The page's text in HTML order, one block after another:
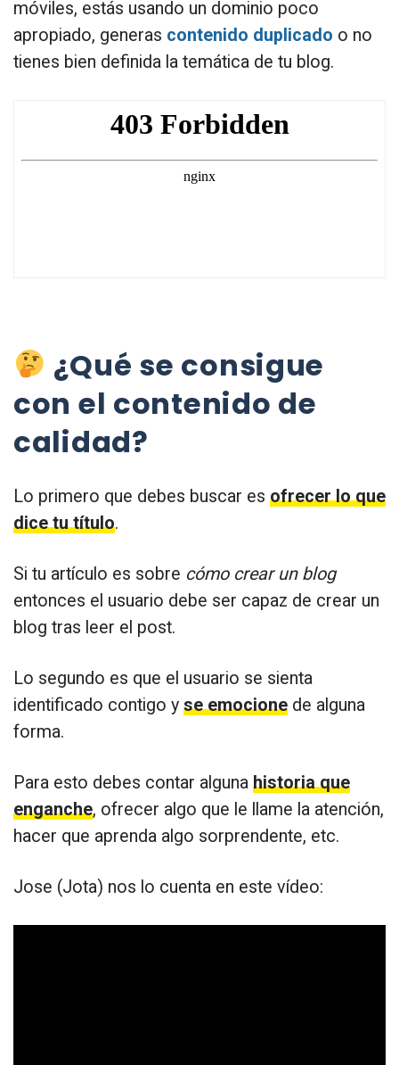
móviles, estás usando un dominio poco
apropiado, generas contenido duplicado o no
tienes bien definida la temática de tu blog.
¿Qué se consigue
con el contenido de
calidad?
Lo primero que debes buscar es ofrecer lo que
dice tu título.
Si tu artículo es sobre cómo crear un blog
entonces el usuario debe ser capaz de crear un
blog tras leer el post.
Lo segundo es que el usuario se sienta
identificado contigo y se emocione de alguna
forma.
Para esto debes contar alguna historia que
enganche, ofrecer algo que le llame la atención,
hacer que aprenda algo sorprendente, etc.
Jose (Jota) nos lo cuenta en este vídeo: